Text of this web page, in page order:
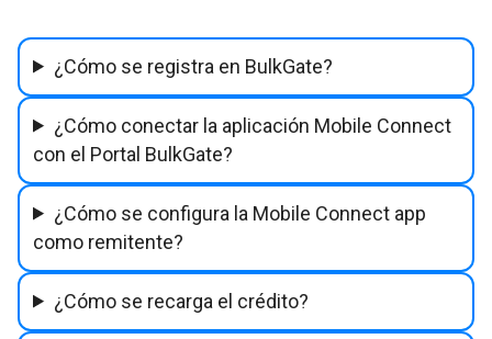
¿Cómo se registra en BulkGate?
¿Cómo conectar la aplicación Mobile Connect
con el Portal BulkGate?
¿Cómo se configura la Mobile Connect app
como remitente?
¿Cómo se recarga el crédito?